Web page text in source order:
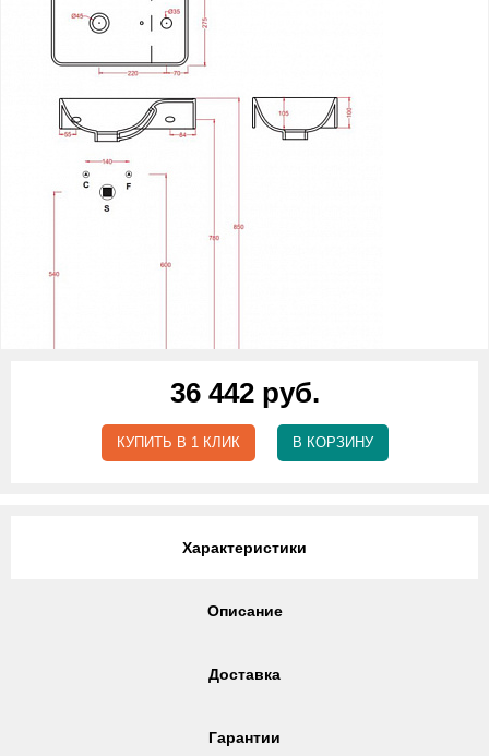
36 442 руб.
КУПИТЬ В 1 КЛИК В КОРЗИНУ
Характеристики
Описание
Доставка
Гарантии